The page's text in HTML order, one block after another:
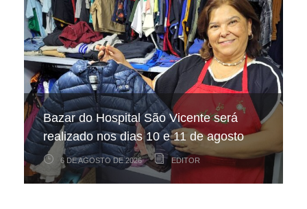
Bazar do Hospital São Vicente será
realizado nos dias 10 e 11 de agosto
6 DE AGOSTO DE 2026 EDITOR
Hospital São Vicente participa de
mapeamento nacional sobre câncer
infantojuvenil
6 DE AGOSTO DE 2026 EDITOR
Hospital São Vicente expande
arrecadação de cupons fiscais pela
Nota Fiscal Paulista
3 DE AGOSTO DE 2026 EDITOR